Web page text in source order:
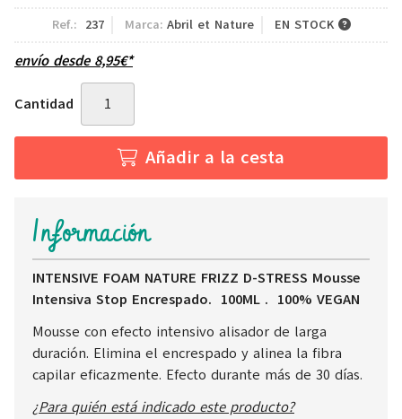
Ref.: 237 Marca: Abril et Nature EN STOCK
envío desde 8,95€*
Cantidad
Añadir a la cesta
Información
INTENSIVE FOAM NATURE FRIZZ D-STRESS Mousse
Intensiva Stop Encrespado. 100ML . 100% VEGAN
Mousse con efecto intensivo alisador de larga
duración. Elimina el encrespado y alinea la fibra
capilar eficazmente. Efecto durante más de 30 días.
¿Para quién está indicado este producto?